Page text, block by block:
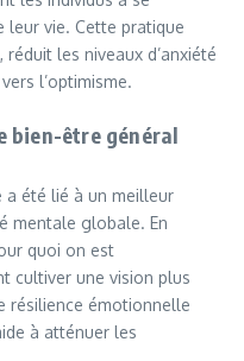
leur vie. Cette pratique
les niveaux d’anxiété
l’optimisme.
bien-être général
a été lié à un meilleur
mentale globale. En
quoi on est
cultiver une vision plus
résilience émotionnelle
à atténuer les